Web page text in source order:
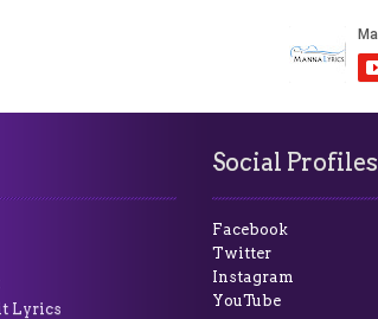
Lyrics
Social Profiles
Facebook
Twitter
Instagram
YouTube